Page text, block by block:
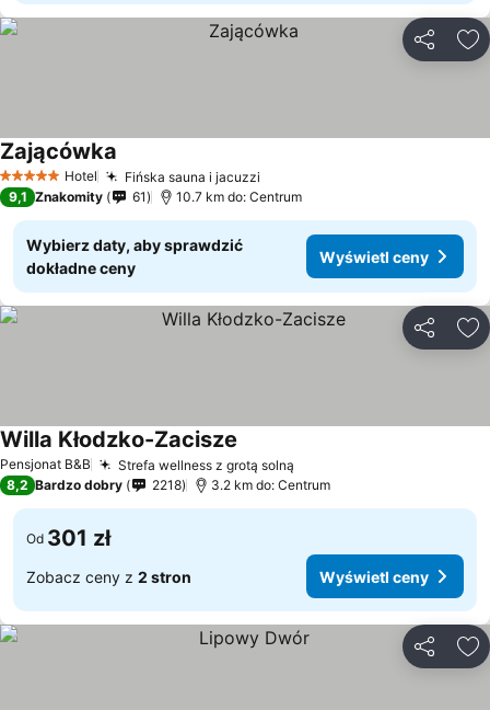
5 KategoriaHotel Fińska sauna i jacuzzi
Zającówka
9,1 Znakomity 61 10.7 km do: Centrum
Wybierz daty, aby sprawdzić
dokładne ceny
Wyświetl ceny
Pensjonat B&B Strefa wellness z grotą solną
Willa Kłodzko-Zacisze
8,2 Bardzo dobry 2218 3.2 km do: Centrum
Od 301 zł
Zobacz ceny z 2 stron Wyświetl ceny